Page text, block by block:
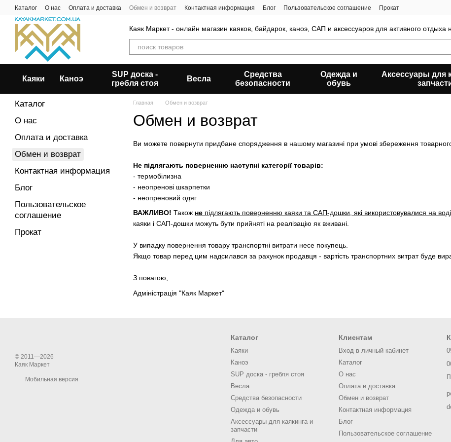
Перейти к основному контенту
Каталог О нас Оплата и доставка Обмен и возврат Контактная информация Блог Пользовательское соглашение Прокат
Каяк Маркет - онлайн магазин каяков, байдарок, каноэ, САП и аксессуаров для активного отдыха
Каяки Каноэ
SUP доска -
гребля стоя
Весла
Средства
безопасности
Одежда и
обувь
Аксессуары для
Главная Обмен и возврат
Обмен и возврат
Ви можете повернути придбане спорядження в нашому магазині при умові збереження товарного
Не підлягають поверненню наступні категорії товарів:
- термобілизна
- неопренові шкарпетки
- неопреновий одяг
ВАЖЛИВО! Також не підлягають поверненню каяки та САП-дошки, які використовувалися на
каяки і САП-дошки можуть бути прийняті на реалізацію як вживані.
У випадку повернення товару транспортні витрати несе покупець.
Якщо товар перед цим надсилався за рахунок продавця - вартість транспортних витрат буде
З повагою,
Адміністрація "Каяк Маркет"
Каталог
О нас
Оплата и доставка
Обмен и возврат
Контактная информация
Блог
Пользовательское
соглашение
Прокат
© 2011—2026
Каяк Маркет
Мобильная версия
Каталог
Каяки
Каноэ
SUP доска - гребля стоя
Весла
Средства безопасности
Одежда и обувь
Аксессуары для каякинга и
запчасти
Клиентам
Вход в личный кабинет
Каталог
О нас
Оплата и доставка
Обмен и возврат
Контактная информация
Блог
Пользовательское соглашение